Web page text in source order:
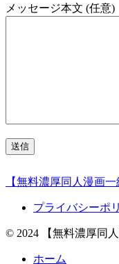
メッセージ本文 (任意)
【無料濃厚同人漫画
プライバシーポ
© 2024 【無料濃厚同
ホーム